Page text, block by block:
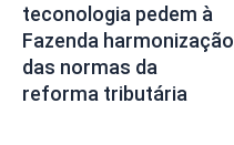
teconologia pedem à
Fazenda harmonização
das normas da
reforma tributária